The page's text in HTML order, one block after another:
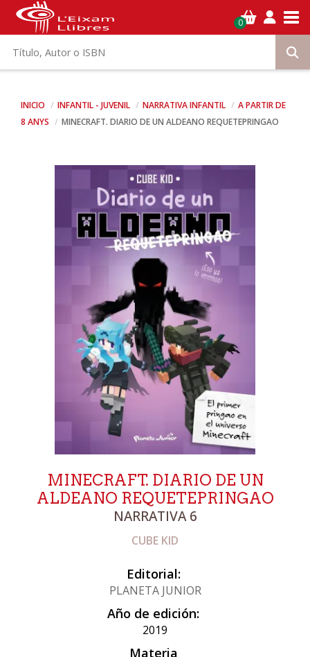
0
INICIO INFANTIL - JUVENIL NARRATIVA INFANTIL
A PARTIR DE
8 ANYS
MINECRAFT. DIARIO DE UN ALDEANO REQUETEPRINGAO
MINECRAFT. DIARIO DE UN
ALDEANO REQUETEPRINGAO
NARRATIVA 6
CUBE KID
Editorial:
PLANETA JUNIOR
Año de edición:
2019
Materia